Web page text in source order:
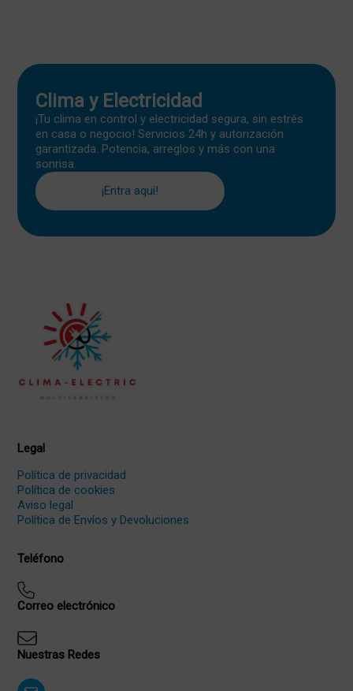
Clima y Electricidad
¡Tu clima en control y electricidad segura, sin estrés
en casa o negocio! Servicios 24h y autorización
garantizada. Potencia, arreglos y más con una
sonrisa.
¡Entra aquí!
Legal
Política de privacidad
Política de cookies
Aviso legal
Política de Envíos y Devoluciones
Teléfono
Correo electrónico
Nuestras Redes